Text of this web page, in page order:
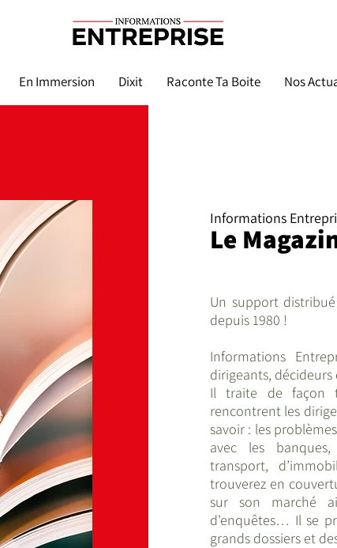
En Immersion Dixit Raconte Ta Boite Nos
Le
Informations
Un support
depuis 1980 !
Informations
dirigeants, décideurs
Il traite de façon
rencontrent les
savoir : les
avec les
transport,
trouverez en
sur son marché
d’enquêtes… Il se
grands dossiers et